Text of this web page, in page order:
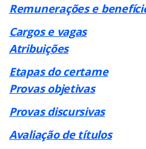
Remunerações e
Cargos e vagas
Atribuições
Etapas do certame
Provas objetivas
Provas discursivas
Avaliação de títulos